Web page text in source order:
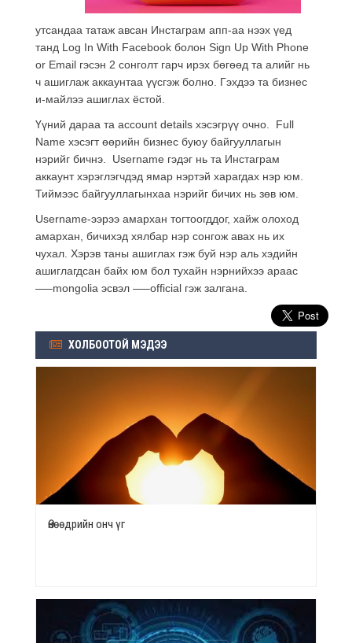
утсандаа татаж авсан Инстаграм апп-аа нээх үед
танд Log In With Facebook болон Sign Up With Phone
or Email гэсэн 2 сонголт гарч ирэх бөгөөд та алийг нь
ч ашиглаж аккаунтаа үүсгэж болно. Гэхдээ та бизнес
и-майлээ ашиглах ёстой.
Үүний дараа та account details хэсэгрүү очно. Full
Name хэсэгт өөрийн бизнес буюу байгууллагын
нэрийг бичнэ. Username гэдэг нь та Инстаграм
аккаунт хэрэглэгчдэд ямар нэртэй харагдах нэр юм.
Тиймээс байгууллагынхаа нэрийг бичих нь зөв юм.
Username-ээрээ амархан тогтоогддог, хайж олоход
амархан, бичихэд хялбар нэр сонгож авах нь их
чухал. Хэрэв таны ашиглах гэж буй нэр аль хэдийн
ашиглагдсан байх юм бол тухайн нэрнийхээ араас
—–mongolia эсвэл —–official гэж залгана.
ХОЛБООТОЙ МЭДЭЭ
Өнөөдрийн онч үг